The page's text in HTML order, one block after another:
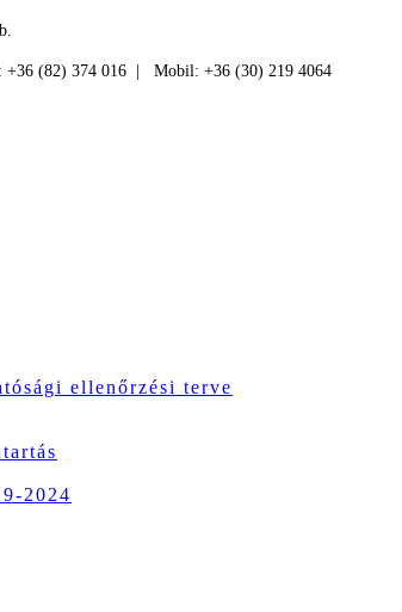
+36 (82) 374 016 | Mobil: +36 (30) 219 4064
ellenőrzési terve
2024